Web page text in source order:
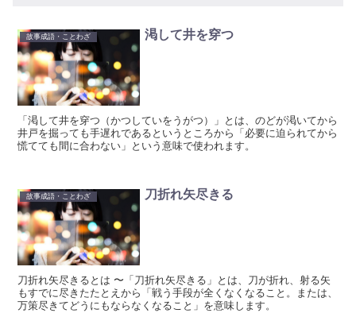
故事成語・ことわざ 渇して井を穿つ
「渇して井を穿つ（かつしていをうがつ）」とは、のどが渇いてから
井戸を掘っても手遅れであるというところから「必要に迫られてから
慌てても間に合わない」という意味で使われます。
故事成語・ことわざ 刀折れ矢尽きる
刀折れ矢尽きるとは 〜「刀折れ矢尽きる」とは、刀が折れ、射る矢
もすでに尽きたたとえから「戦う手段が全くなくなること。または、
万策尽きてどうにもならなくなること」を意味します。